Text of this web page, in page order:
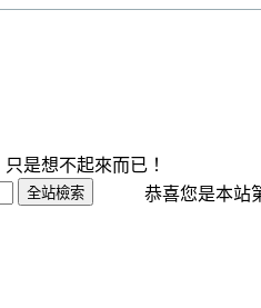
是想不起來而已！
恭喜您是本站